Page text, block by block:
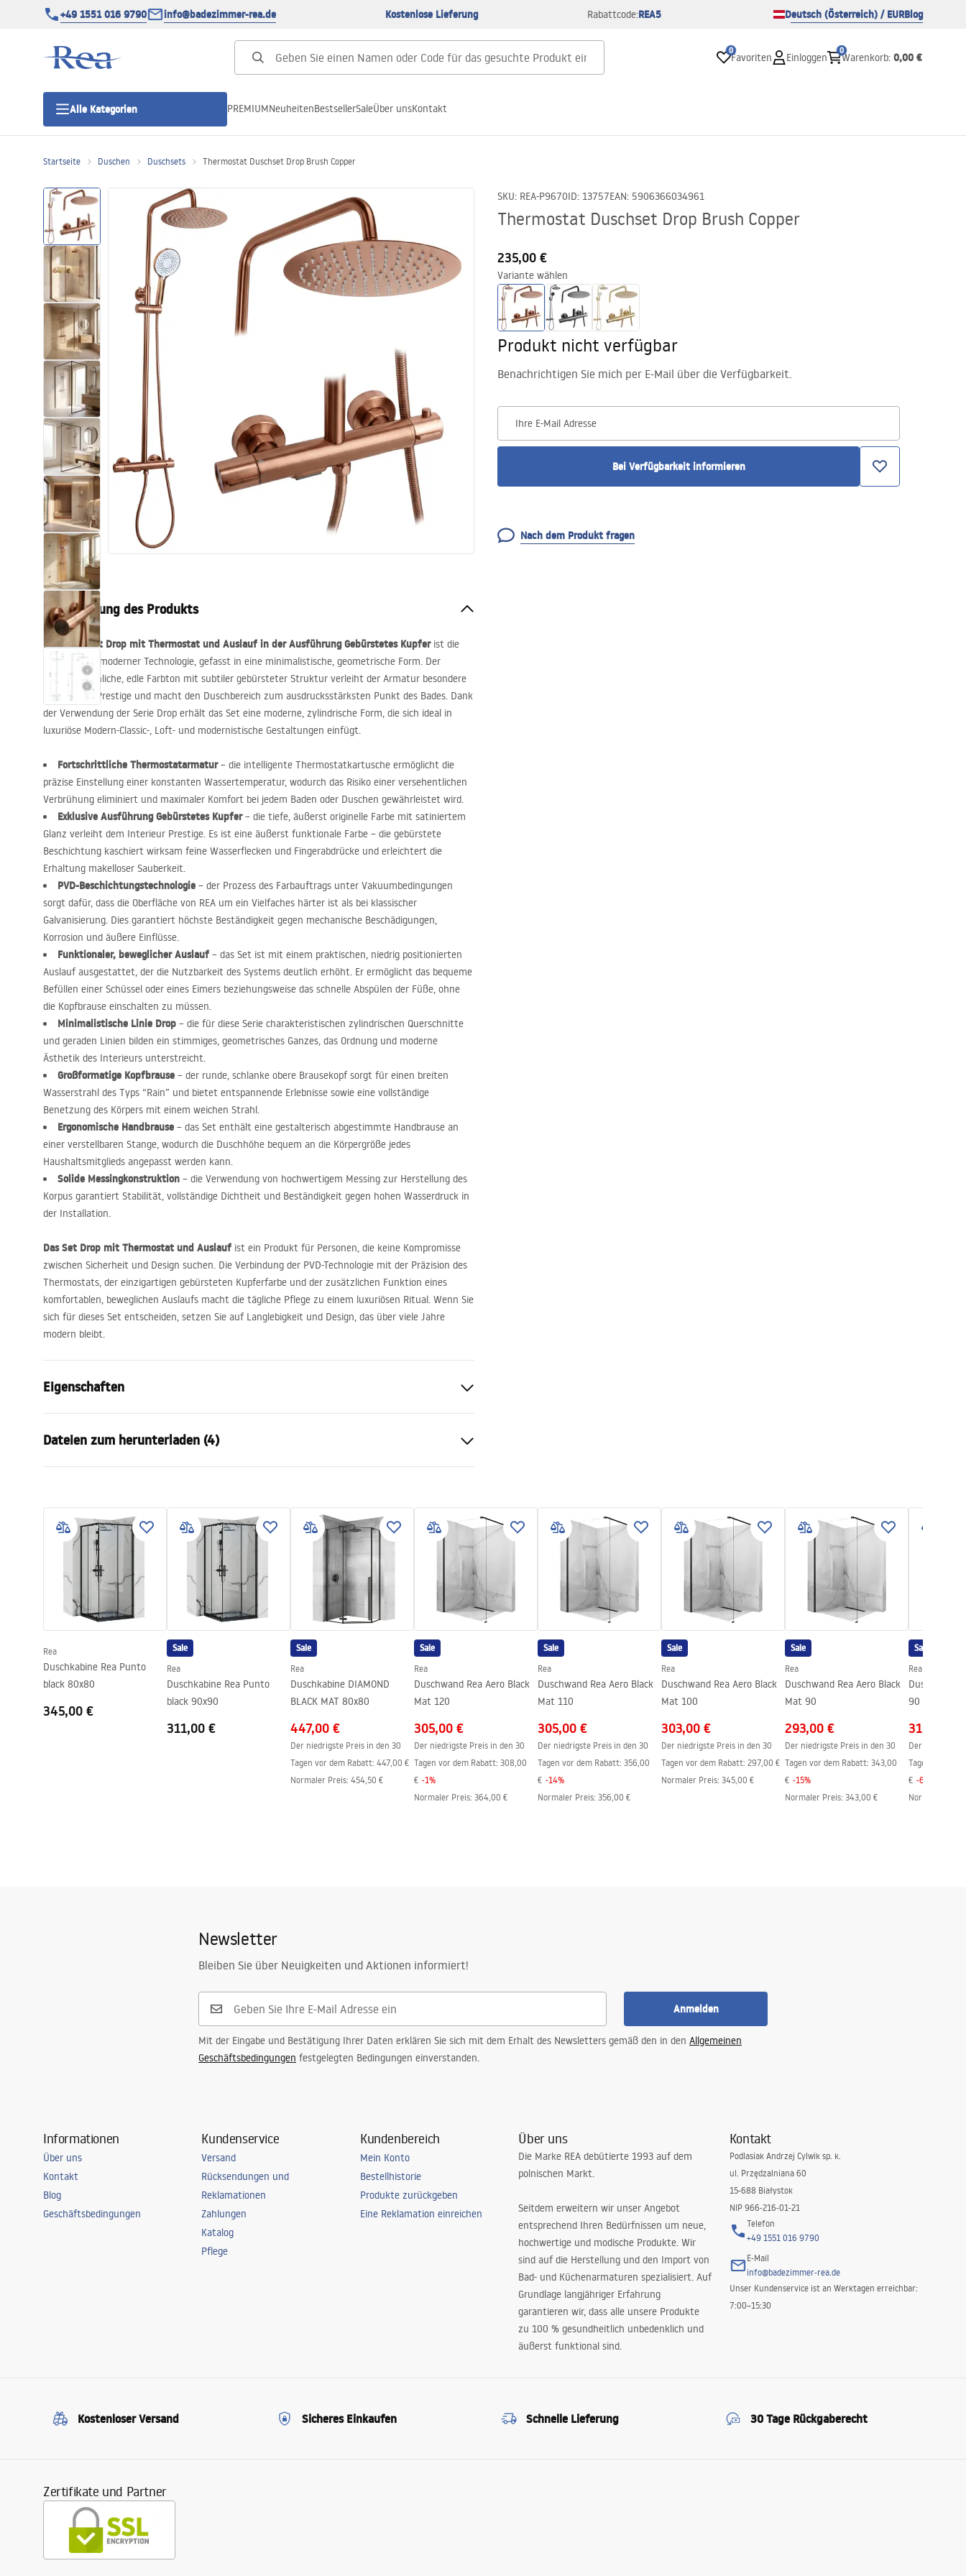
+49 1551 016 9790 info@badezimmer-rea.de Kostenlose Lieferung Rabattcode:REA5 Deutsch (Österreich) / EURBlog
0
Favoriten Einloggen
0
Warenkorb: 0,00 €
Alle Kategorien
Duschtüren
Duschrinnen
Toiletten
Waschbecken
Wannen und
Badewannenaufsätze
Badarmaturen
Duschen
Kitchen
Badezimmerzubehör und Möbel
PREMIUMNeuheitenBestsellerSaleÜber unsKontakt
Startseite Duschen Duschsets Thermostat Duschset Drop Brush Copper
SKU: REA-P9670ID: 13757EAN: 5906366034961
Thermostat Duschset Drop Brush Copper
235,00 €
Variante wählen
Produkt nicht verfügbar
Benachrichtigen Sie mich per E-Mail über die Verfügbarkeit.
Ihre E-Mail Adresse
Bei Verfügbarkeit informieren
Nach dem Produkt fragen
Beschreibung des Produkts
Das Duschset Drop mit Thermostat und Auslauf in der Ausführung Gebürstetes Kupferist die
Quintessenz moderner Technologie, gefasst in eine minimalistische, geometrische Form. Der
außergewöhnliche, edle Farbton mit subtiler gebürsteter Struktur verleiht der Armatur besondere
Wärme und Prestige und macht den Duschbereich zum ausdrucksstärksten Punkt des Bades. Dank
der Verwendung der Serie Drop erhält das Set eine moderne, zylindrische Form, die sich ideal in
luxuriöse Modern-Classic-, Loft- und modernistische Gestaltungen einfügt.
Fortschrittliche Thermostatarmatur– die intelligente Thermostatkartusche ermöglicht die
präzise Einstellung einer konstanten Wassertemperatur, wodurch das Risiko einer versehentlichen
Verbrühung eliminiert und maximaler Komfort bei jedem Baden oder Duschen gewährleistet wird.
Exklusive Ausführung Gebürstetes Kupfer– die tiefe, äußerst originelle Farbe mit satiniertem
Glanz verleiht dem Interieur Prestige. Es ist eine äußerst funktionale Farbe – die gebürstete
Beschichtung kaschiert wirksam feine Wasserflecken und Fingerabdrücke und erleichtert die
Erhaltung makelloser Sauberkeit.
PVD-Beschichtungstechnologie – der Prozess des Farbauftrags unter Vakuumbedingungen
sorgt dafür, dass die Oberfläche von REA um ein Vielfaches härter ist als bei klassischer
Galvanisierung. Dies garantiert höchste Beständigkeit gegen mechanische Beschädigungen,
Korrosion und äußere Einflüsse.
Funktionaler, beweglicher Auslauf – das Set ist mit einem praktischen, niedrig positionierten
Auslauf ausgestattet, der die Nutzbarkeit des Systems deutlich erhöht. Er ermöglicht das bequeme
Befüllen einer Schüssel oder eines Eimers beziehungsweise das schnelle Abspülen der Füße, ohne
die Kopfbrause einschalten zu müssen.
Minimalistische Linie Drop – die für diese Serie charakteristischen zylindrischen Querschnitte
und geraden Linien bilden ein stimmiges, geometrisches Ganzes, das Ordnung und moderne
Ästhetik des Interieurs unterstreicht.
Großformatige Kopfbrause – der runde, schlanke obere Brausekopf sorgt für einen breiten
Wasserstrahl des Typs “Rain” und bietet entspannende Erlebnisse sowie eine vollständige
Benetzung des Körpers mit einem weichen Strahl.
Ergonomische Handbrause – das Set enthält eine gestalterisch abgestimmte Handbrause an
einer verstellbaren Stange, wodurch die Duschhöhe bequem an die Körpergröße jedes
Haushaltsmitglieds angepasst werden kann.
Solide Messingkonstruktion – die Verwendung von hochwertigem Messing zur Herstellung des
Korpus garantiert Stabilität, vollständige Dichtheit und Beständigkeit gegen hohen Wasserdruck in
der Installation.
Das Set Drop mit Thermostat und Auslauf ist ein Produkt für Personen, die keine Kompromisse
zwischen Sicherheit und Design suchen. Die Verbindung der PVD-Technologie mit der Präzision des
Thermostats, der einzigartigen gebürsteten Kupferfarbe und der zusätzlichen Funktion eines
komfortablen, beweglichen Auslaufs macht die tägliche Pflege zu einem luxuriösen Ritual. Wenn Sie
sich für dieses Set entscheiden, setzen Sie auf Langlebigkeit und Design, das über viele Jahre
modern bleibt.
Eigenschaften
Material
Armaturtyp
Thermostat
Höhenverstellung
Mindesthöhe
Maximalhöhe
Wannenauslauf
Druckregelung
Anti-Calc System
Ja
Beschichtungstechnologie
Anschlussmaß
mm
5 jahre
Dateien zum herunterladen (4)
Safety_Information_Shower_set.p
df
Warranty_Terms_and_Conditions_
Faucets_-_5.pdf
Montageanleitung
shower_set.pdf
Pielęgnacja
Pielegnacja.pdf
Rea
Duschkabine Rea Punto
black 80x80
345,00 €
Sale
Rea
Duschkabine Rea Punto
black 90x90
311,00 €
Sale
Rea
Duschkabine DIAMOND
BLACK MAT 80x80
447,00 €
Der niedrigste Preis in den 30
Tagen vor dem Rabatt: 447,00 €
Normaler Preis: 454,50 €
Sale
Rea
Duschwand Rea Aero Black
Mat 120
305,00 €
Der niedrigste Preis in den 30
Tagen vor dem Rabatt: 308,00
€ -1%
Normaler Preis: 364,00 €
Sale
Rea
Duschwand Rea Aero Black
Mat 110
305,00 €
Der niedrigste Preis in den 30
Tagen vor dem Rabatt: 356,00
€ -14%
Normaler Preis: 356,00 €
Sale
Rea
Duschwand Rea Aero Black
Mat 100
303,00 €
Der niedrigste Preis in den 30
Tagen vor dem Rabatt: 297,00 €
Normaler Preis: 345,00 €
Sale
Rea
Duschwand Rea Aero Black
Mat 90
293,00 €
Der niedrigste Preis in den 30
Tagen vor dem Rabatt: 343,00
€ -15%
Normaler Preis: 343,00 €
Sale
Rea
Duschwand
90 Walk In
315,00 €
Der niedrigste
Tagen vor dem
€ -6
Normaler Preis
Newsletter
Bleiben Sie über Neuigkeiten und Aktionen informiert!
Anmelden
Mit der Eingabe und Bestätigung Ihrer Daten erklären Sie sich mit dem Erhalt des Newsletters gemäß den in den Allgemeinen
Geschäftsbedingungen festgelegten Bedingungen einverstanden.
Informationen
Über uns
Kontakt
Blog
Geschäftsbedingungen
Kundenservice
Versand
Rücksendungen und
Reklamationen
Zahlungen
Katalog
Pflege
Kundenbereich
Mein Konto
Bestellhistorie
Produkte zurückgeben
Eine Reklamation einreichen
Über uns
Die Marke REA debütierte 1993 auf dem
polnischen Markt.
Seitdem erweitern wir unser Angebot
entsprechend Ihren Bedürfnissen um neue,
hochwertige und modische Produkte. Wir
sind auf die Herstellung und den Import von
Bad- und Küchenarmaturen spezialisiert. Auf
Grundlage langjähriger Erfahrung
garantieren wir, dass alle unsere Produkte
zu 100 % gesundheitlich unbedenklich und
äußerst funktional sind.
Kontakt
Podlasiak Andrzej Cylwik sp. k.
ul. Przędzalniana 60
15-688 Białystok
NIP 966-216-01-21
Telefon
+49 1551 016 9790
E-Mail
info@badezimmer-rea.de
Unser Kundenservice ist an Werktagen erreichbar:
7:00–15:30
Kostenloser Versand Sicheres Einkaufen Schnelle Lieferung 30 Tage Rückgaberecht
Zertifikate und Partner